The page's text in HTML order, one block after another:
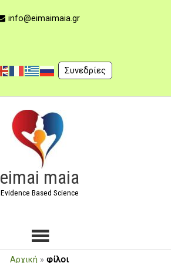
info@eimaimaia.gr
Συνεδρίες
eimai maia
Evidence Based Science
Κύριο
Μενού
Αρχική » φίλοι